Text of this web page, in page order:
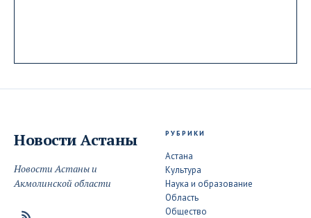
Новости Астаны
Новости Астаны и
Акмолинской области
РУБРИКИ
Астана
Культура
Наука и образование
Область
Общество